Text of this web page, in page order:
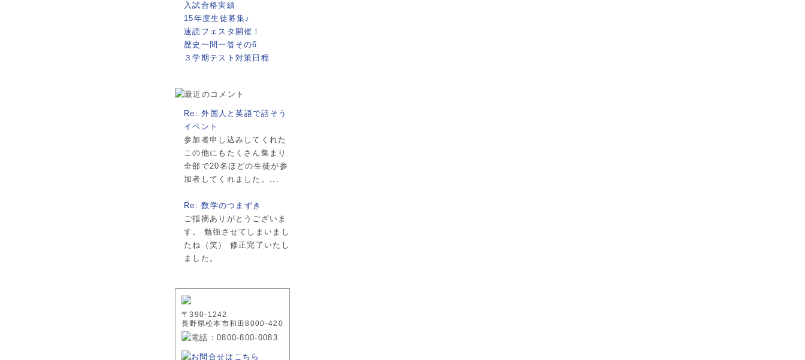
入試合格実績
15年度生徒募集♪
速読フェスタ開催！
歴史一問一答その6
３学期テスト対策日程
Re: 外国人と英語で話そう
イベント
参加者申し込みしてくれた
この他にもたくさん集まり
全部で20名ほどの生徒が参
加者してくれました。...
Re: 数学のつまずき
ご指摘ありがとうございま
す。 勉強させてしまいまし
たね（笑） 修正完了いたし
ました。
〒390-1242
長野県松本市和田8000-420